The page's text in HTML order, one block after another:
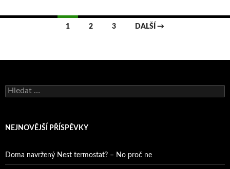
příspěvky
1 2 3 DALŠÍ →
Vyhledávání
NEJNOVĚJŠÍ PŘÍSPĚVKY
Doma navržený Nest termostat? – No proč ne